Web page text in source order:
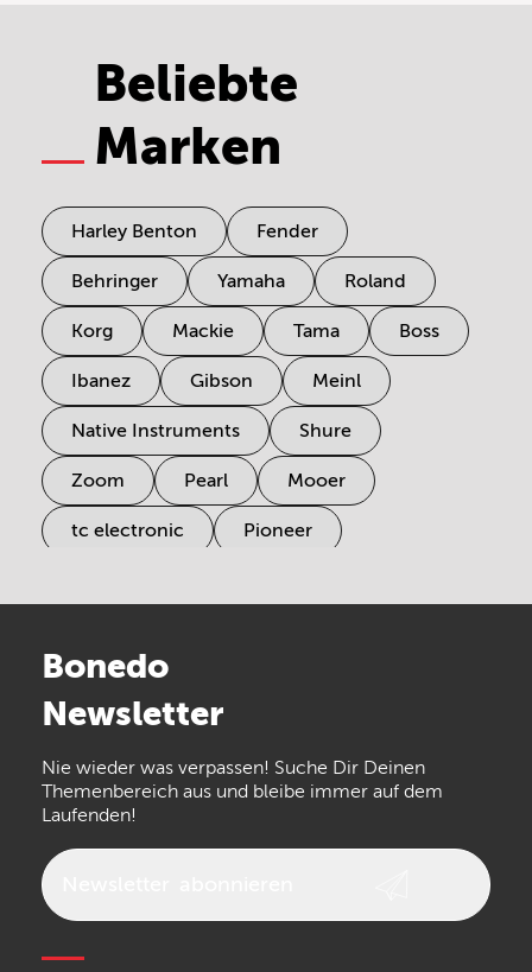
Beliebte
Marken
Harley Benton Fender
Behringer Yamaha Roland
Korg Mackie Tama Boss
Ibanez Gibson Meinl
Native Instruments Shure
Zoom Pearl Mooer
tc electronic Pioneer
Arturia
the t.bone
Walrus Audio Epiphone
Bonedo
Newsletter
Nie wieder was verpassen! Suche Dir Deinen
Themenbereich aus und bleibe immer auf dem
Laufenden!